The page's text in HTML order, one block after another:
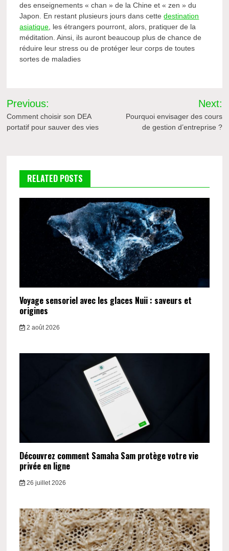
des enseignements « chan » de la Chine et « zen » du
Japon. En restant plusieurs jours dans cettedestination
asiatique , les étrangers pourront, alors, pratiquer de la
méditation. Ainsi, ils auront beaucoup plus de chance de
réduire leur stress ou de protéger leur corps de toutes
sortes de maladies
Navigation
de
Previous:
Comment choisir son DEA
portatif pour sauver des vies
Next:
Pourquoi envisager des cours
de gestion d’entreprise ?
RELATED POSTS
Voyage sensoriel avec les glaces Nuii : saveurs et
origines
2 août 2026
Découvrez comment Samaha Sam protège votre vie
privée en ligne
26 juillet 2026